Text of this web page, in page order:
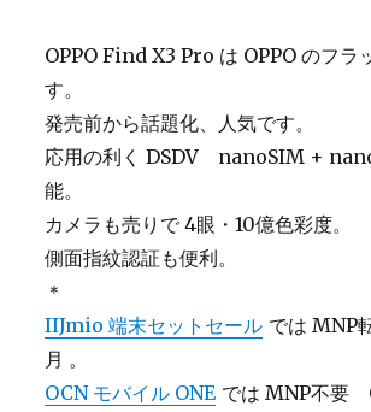
OPPO Find X3 Pro は OPPO のフラ
す。
発売前から話題化、人気です。
応用の利く DSDV nanoSIM +
能。
カメラも売りで 4眼・10億色彩度。
側面指紋認証も便利。
＊
IIJmio 端末セットセール では MNP
月 。
OCN モバイル ONE では MNP不要